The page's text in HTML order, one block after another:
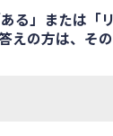
る」または「
えの方は、そ